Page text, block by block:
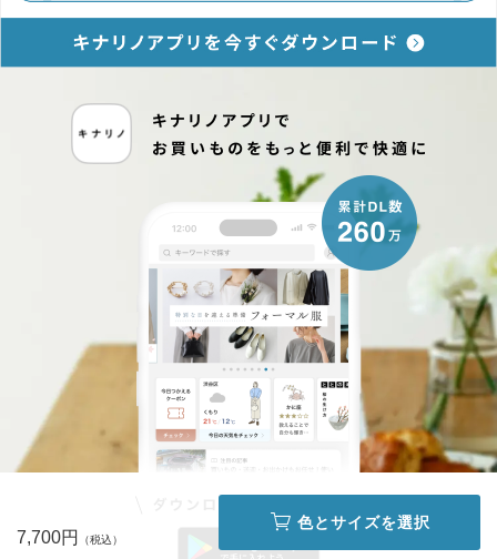
7,700円
色とサイズを選択